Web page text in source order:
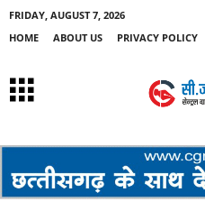
FRIDAY, AUGUST 7, 2026
HOME
ABOUT US PRIVACY POLICY